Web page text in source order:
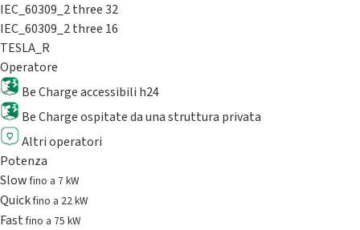
IEC_60309_2 three 32
IEC_60309_2 three 16
TESLA_R
Operatore
Be Charge accessibili h24
Be Charge ospitate da una struttura privata
Altri operatori
Potenza
Slowfino a 7 kW
Quickfino a 22 kW
Fastfino a 75 kW